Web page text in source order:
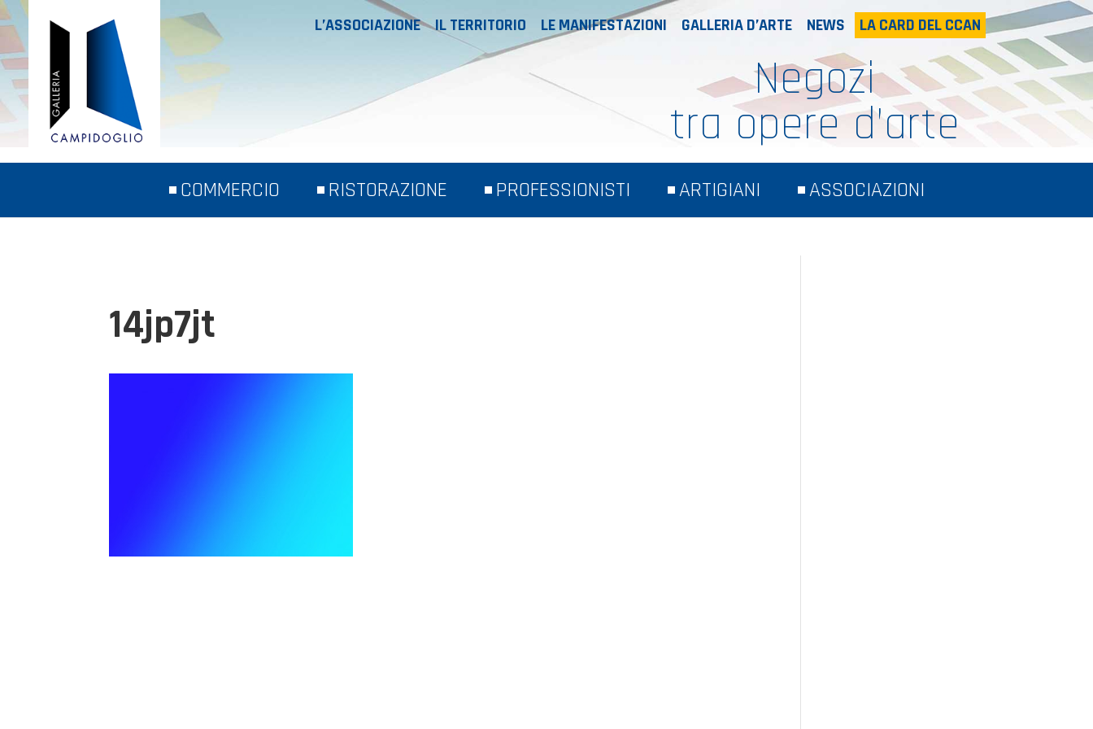
L’ASSOCIAZIONE IL TERRITORIO LE MANIFESTAZIONI GALLERIA D’ARTE NEWS LA CARD DEL CCAN
Negozi
tra opere d’arte
COMMERCIO RISTORAZIONE PROFESSIONISTI ARTIGIANI ASSOCIAZIONI
14jp7jt